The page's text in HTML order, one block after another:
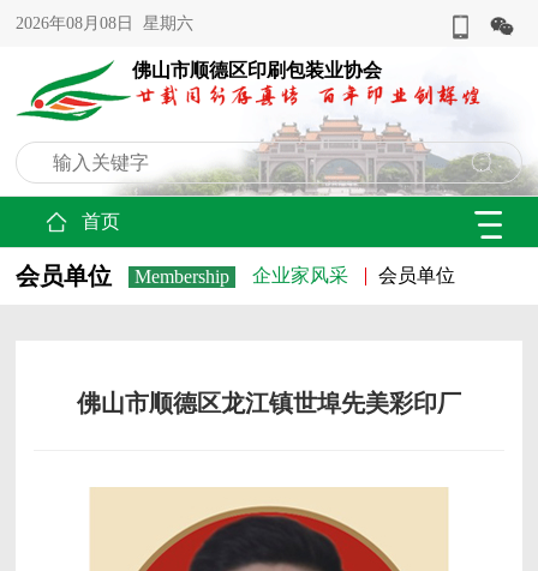
2026年08月08日 星期六
佛山市顺德区印刷包装业协会
首页
会员单位 Membership 企业家风采 会员单位
佛山市顺德区龙江镇世埠先美彩印厂